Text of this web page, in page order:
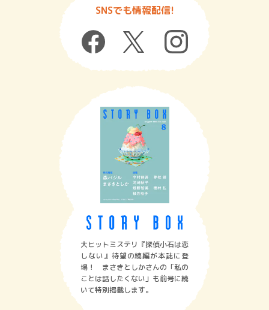
SNSでも情報配信!
大ヒットミステリ『探偵小石は恋
しない』待望の続編が本誌に登
場！ まさきとしかさんの「私の
ことは話したくない」も前号に続
いて特別掲載します。